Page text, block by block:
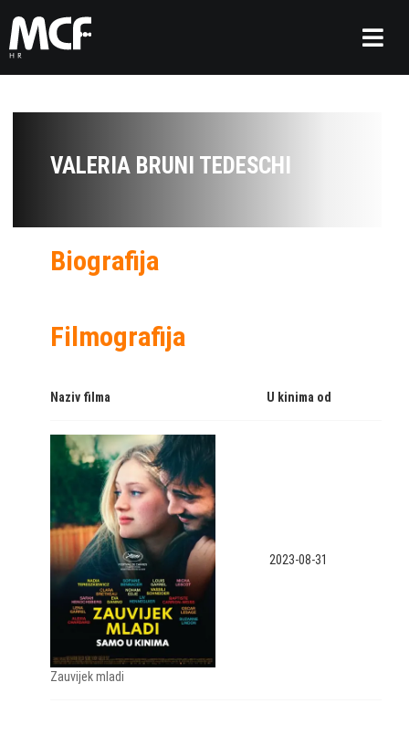
VALERIA BRUNI TEDESCHI
Biografija
Filmografija
Naziv filma U kinima od
Zauvijek mladi
2023-08-31